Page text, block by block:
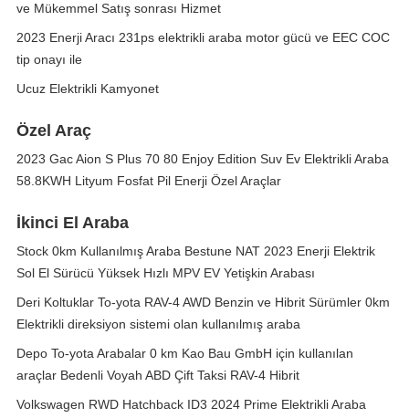
ve Mükemmel Satış sonrası Hizmet
2023 Enerji Aracı 231ps elektrikli araba motor gücü ve EEC COC
tip onayı ile
Ucuz Elektrikli Kamyonet
Özel Araç
2023 Gac Aion S Plus 70 80 Enjoy Edition Suv Ev Elektrikli Araba
58.8KWH Lityum Fosfat Pil Enerji Özel Araçlar
İkinci El Araba
Stock 0km Kullanılmış Araba Bestune NAT 2023 Enerji Elektrik
Sol El Sürücü Yüksek Hızlı MPV EV Yetişkin Arabası
Deri Koltuklar To-yota RAV-4 AWD Benzin ve Hibrit Sürümler 0km
Elektrikli direksiyon sistemi olan kullanılmış araba
Depo To-yota Arabalar 0 km Kao Bau GmbH için kullanılan
araçlar Bedenli Voyah ABD Çift Taksi RAV-4 Hibrit
Volkswagen RWD Hatchback ID3 2024 Prime Elektrikli Araba